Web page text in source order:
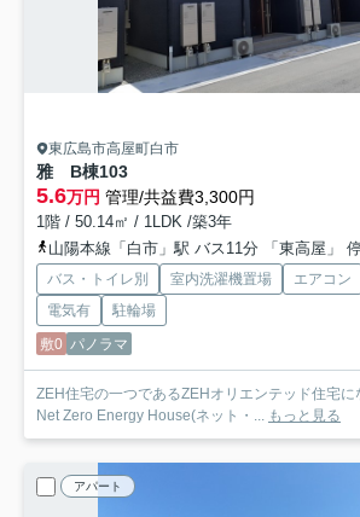
東広島市高屋町白市
雅 B棟103
5.6万円 管理/共益費3,300円
1階 / 50.14㎡ / 1LDK /築3年
山陽本線「白市」駅 バス11分 「東高屋」
バス・トイレ別 室内洗濯機置場 エアコン
電気有
駐輪場
敷0 パノラマ
ZEH住宅の一つであるZEHオリエンテッド住宅に
Net Zero Energy House(ネット・... もっと見る
アパート